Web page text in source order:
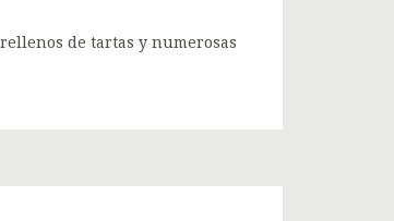
de tartas y numerosas